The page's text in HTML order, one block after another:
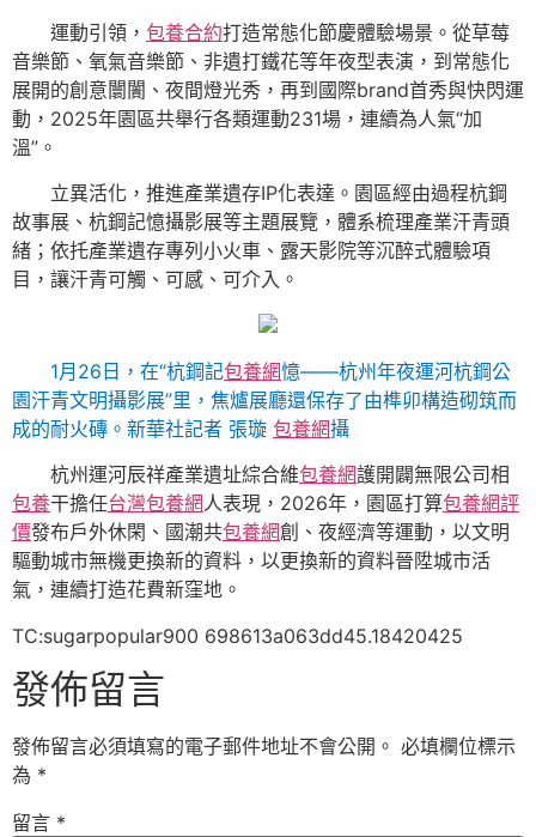
運動引領， 包養合約打造常態化節慶體驗場景。從草莓
音樂節、氧氣音樂節、非遺打鐵花等年夜型表演，到常態化
展開的創意闤闠、夜間燈光秀，再到國際brand首秀與快閃運
動，2025年園區共舉行各類運動231場，連續為人氣“加
溫”。
立異活化，推進產業遺存IP化表達。園區經由過程杭鋼
故事展、杭鋼記憶攝影展等主題展覽，體系梳理產業汗青頭
緒；依托產業遺存專列小火車、露天影院等沉醉式體驗項
目，讓汗青可觸、可感、可介入。
1月26日，在“杭鋼記包養網憶——杭州年夜運河杭鋼公
園汗青文明攝影展”里，焦爐展廳還保存了由榫卯構造砌筑而
成的耐火磚。新華社記者 張璇 包養網攝
杭州運河辰祥產業遺址綜合維包養網護開闢無限公司相
包養干擔任台灣包養網人表現，2026年，園區打算包養網評
價發布戶外休閑、國潮共包養網創、夜經濟等運動，以文明
驅動城市無機更換新的資料，以更換新的資料晉陞城市活
氣，連續打造花費新窪地。
TC:sugarpopular900 698613a063dd45.18420425
發佈留言
發佈留言必須填寫的電子郵件地址不會公開。 必填欄位標示
為 *
留言 *